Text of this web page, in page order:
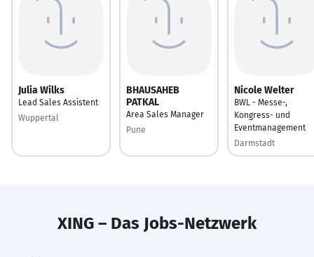
Julia Wilks
Lead Sales Assistent
Wuppertal
BHAUSAHEB
PATKAL
Area Sales Manager
Pune
Nicole Welter
BWL - Messe-,
Kongress- und
Eventmanagement
Darmstadt
XING – Das Jobs-Netzwerk